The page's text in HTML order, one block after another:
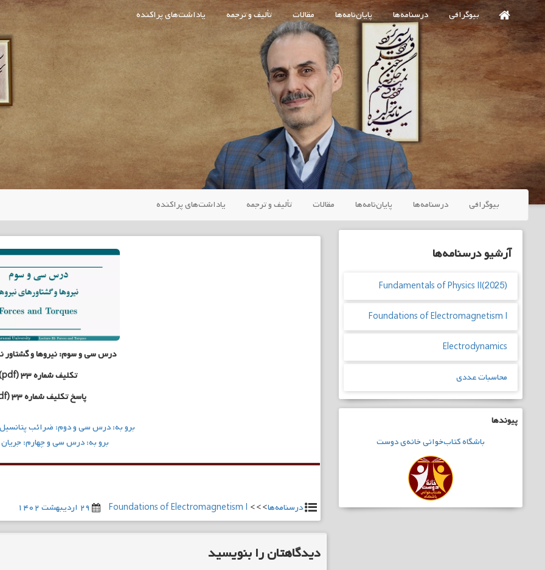
Skip
to
main
content
بیوگرافی درسنامه‌ها پایان‌نامه‌ها مقالات تألیف و ترجمه یاداشت‌های پراکنده
بیوگرافی درسنامه‌ها پایان‌نامه‌ها مقالات تألیف و ترجمه یاداشت‌های پراکنده
درس سی‌ و سوم: نیروها و گشتاور
تکلیف شماره ۳۳ (pdf)
پاسخ تکلیف شماره ۳۳ (pdf)
برو به: درس سی‌ و دوم: ضرائب
برو به: درس سی و چهارم:
درسنامه‌ها>>>
Foundations of Electromagnetism I ۲۹ اردیبهشت ۱۴۰۲
دیدگاهتان را بنویسید
آرشیو درسنامه‌ها
Fundamentals of Physics II(2025)
Foundations of Electromagnetism I
Electrodynamics
محاسبات عددی
پیوندها
باشگاهکتاب‌خوانیخانه‌ی دوست